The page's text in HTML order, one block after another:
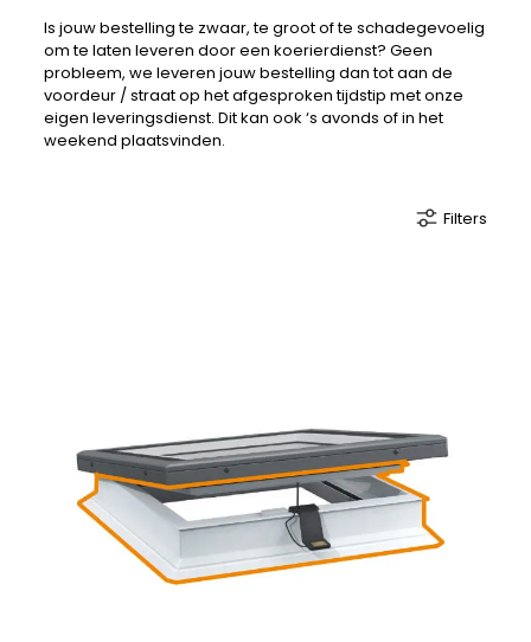
Is jouw bestelling te zwaar, te groot of te schadegevoelig
om te laten leveren door een koerierdienst? Geen
probleem, we leveren jouw bestelling dan tot aan de
voordeur / straat op het afgesproken tijdstip met onze
eigen leveringsdienst. Dit kan ook ‘s avonds of in het
weekend plaatsvinden.
Filters